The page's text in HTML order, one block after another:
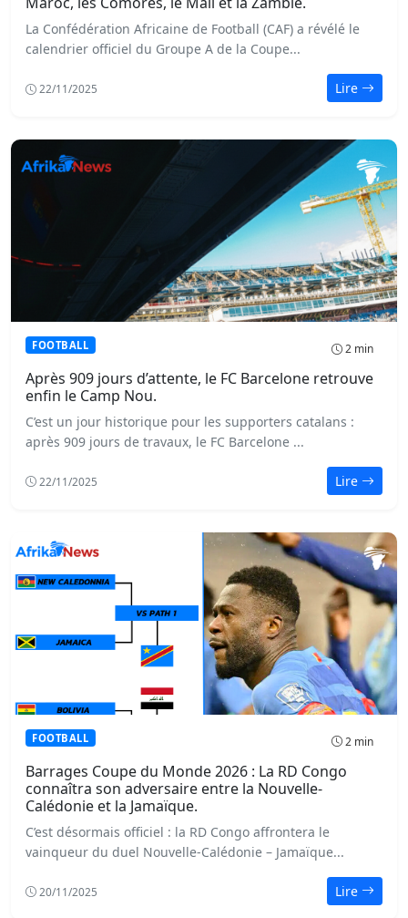
La Confédération Africaine de Football (CAF) a révélé le
calendrier officiel du Groupe A de la Coupe...
22/11/2025 Lire
FOOTBALL 2 min
Après 909 jours d’attente, le FC Barcelone retrouve
enfin le Camp Nou.
C’est un jour historique pour les supporters catalans :
après 909 jours de travaux, le FC Barcelone ...
22/11/2025 Lire
FOOTBALL 2 min
Barrages Coupe du Monde 2026 : La RD Congo
connaîtra son adversaire entre la Nouvelle-
Calédonie et la Jamaïque.
C’est désormais officiel : la RD Congo affrontera le
vainqueur du duel Nouvelle-Calédonie – Jamaïque...
20/11/2025 Lire